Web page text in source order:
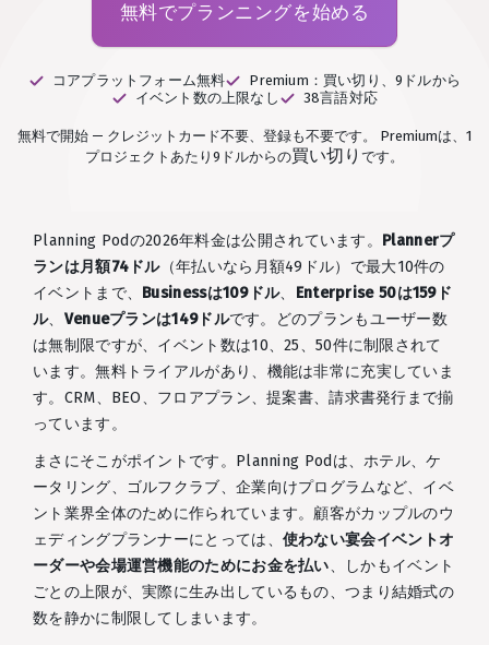
無料でプランニングを始める
コアプラットフォーム無料
Premium：買い切り、9ドルから
イベント数の上限なし
38言語対応
無料で開始 — クレジットカード不要、登録も不要です。
Premiumは、1
プロジェクトあたり9ドルからの買い切り です。
Planning Podの2026年料金は公開されています。 Plannerプ
ランは月額74ドル（年払いなら月額49ドル）で最大10件の
イベントまで、 Businessは109ドル、 Enterprise 50は159ド
ル、 Venueプランは149ドルです。どのプランもユーザー数
は無制限ですが、イベント数は10、25、50件に制限されて
います。無料トライアルがあり、機能は非常に充実していま
す。CRM、BEO、フロアプラン、提案書、請求書発行まで揃
っています。
まさにそこがポイントです。Planning Podは、ホテル、ケ
ータリング、ゴルフクラブ、企業向けプログラムなど、イベ
ント業界全体のために作られています。顧客がカップルのウ
ェディングプランナーにとっては、 使わない宴会イベントオ
ーダーや会場運営機能のためにお金を払い、しかもイベント
ごとの上限が、実際に生み出しているもの、つまり結婚式の
数を静かに制限してしまいます。